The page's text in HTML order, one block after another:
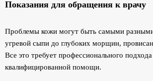
Показания для обращения к врачу
Проблемы кожи могут быть самыми
угревой сыпи до глубоких морщин,
Все это требует профессионального
квалифицированной помощи.